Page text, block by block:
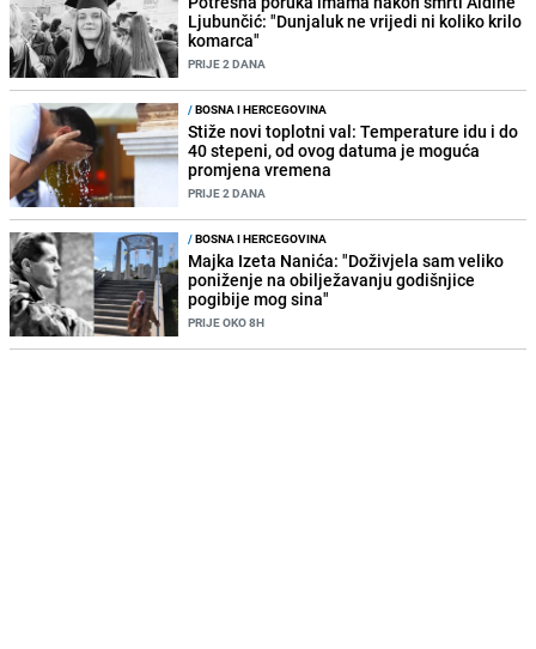
Ljubunčić: "Dunjaluk ne vrijedi ni koliko krilo
komarca"
PRIJE 2 DANA
/BOSNA I HERCEGOVINA
Stiže novi toplotni val: Temperature idu i do
40 stepeni, od ovog datuma je moguća
promjena vremena
PRIJE 2 DANA
/BOSNA I HERCEGOVINA
Majka Izeta Nanića: "Doživjela sam veliko
poniženje na obilježavanju godišnjice
pogibije mog sina"
PRIJE OKO 8H